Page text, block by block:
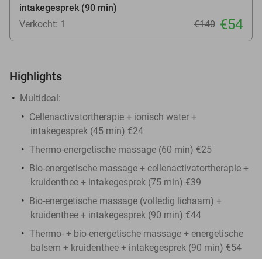
intakegesprek (90 min)
Verkocht: 1 €140 €54
Highlights
Multideal:
Cellenactivatortherapie + ionisch water +
intakegesprek (45 min) €24
Thermo-energetische massage (60 min) €25
Bio-energetische massage + cellenactivatortherapie +
kruidenthee + intakegesprek (75 min) €39
Bio-energetische massage (volledig lichaam) +
kruidenthee + intakegesprek (90 min) €44
Thermo- + bio-energetische massage + energetische
balsem + kruidenthee + intakegesprek (90 min) €54